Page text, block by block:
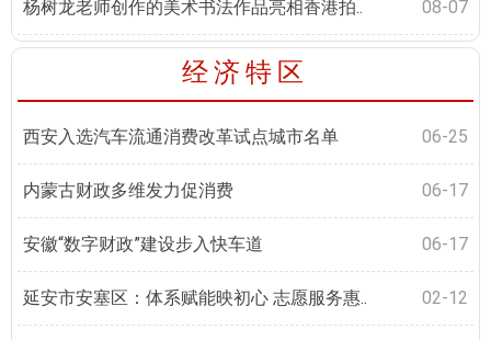
杨树龙老师创作的美术书法作品亮相香港拍.. 08-07
经济特区
西安入选汽车流通消费改革试点城市名单 06-25
内蒙古财政多维发力促消费 06-17
安徽“数字财政”建设步入快车道 06-17
延安市安塞区：体系赋能映初心 志愿服务惠.. 02-12